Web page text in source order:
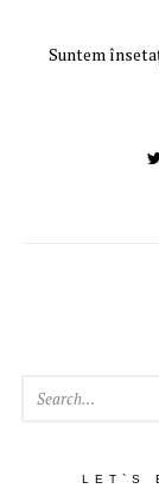
Suntem
LET`S